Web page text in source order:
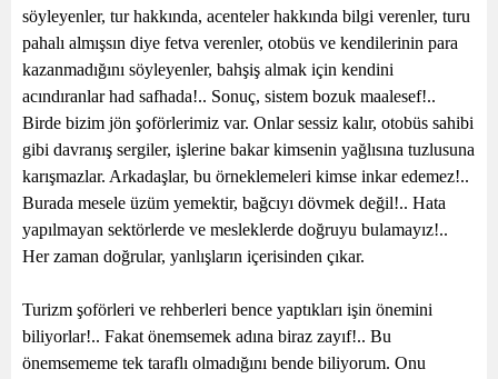
söyleyenler, tur hakkında, acenteler hakkında bilgi verenler, turu
pahalı almışsın diye fetva verenler, otobüs ve kendilerinin para
kazanmadığını söyleyenler, bahşiş almak için kendini
acındıranlar had safhada!.. Sonuç, sistem bozuk maalesef!..
Birde bizim jön şoförlerimiz var. Onlar sessiz kalır, otobüs sahibi
gibi davranış sergiler, işlerine bakar kimsenin yağlısına tuzlusuna
karışmazlar. Arkadaşlar, bu örneklemeleri kimse inkar edemez!..
Burada mesele üzüm yemektir, bağcıyı dövmek değil!.. Hata
yapılmayan sektörlerde ve mesleklerde doğruyu bulamayız!..
Her zaman doğrular, yanlışların içerisinden çıkar.
Turizm şoförleri ve rehberleri bence yaptıkları işin önemini
biliyorlar!.. Fakat önemsemek adına biraz zayıf!.. Bu
önemsememe tek taraflı olmadığını bende biliyorum. Onu